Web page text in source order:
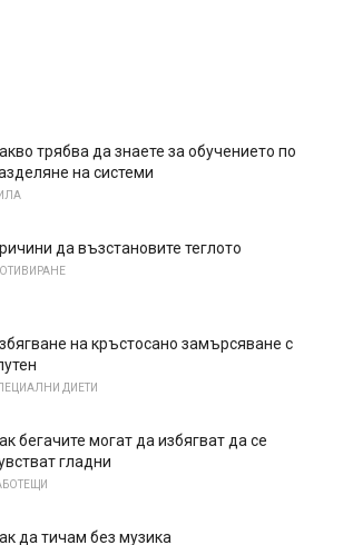
трябва да знаете за обучението по
на системи
да възстановите теглото
на кръстосано замърсяване с
ДИЕТИ
бегачите могат да избягват да се
гладни
да тичам без музика